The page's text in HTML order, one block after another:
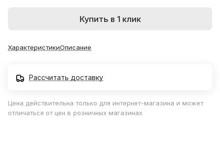
Купить в 1 клик
ХарактеристикиОписание
Рассчитать доставку
Цена действительна только для интернет-магазина и может
отличаться от цен в розничных магазинах